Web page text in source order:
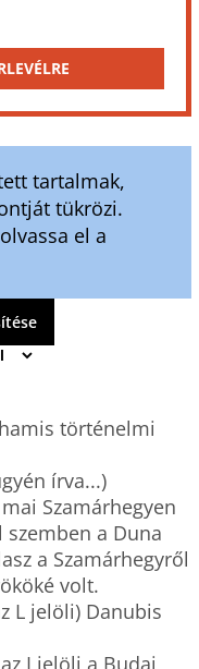
tartalmak,
tükrözi.
el a
történelmi
írva...)
Szamárhegyen
szemben a Duna
a Szamárhegyről
volt.
L jelöli) Danubis
I jelöli a Budai